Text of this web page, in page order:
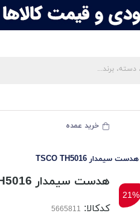
خرید عمده
هدست سیمدار TSCO TH5016
21%
هدست سیمدار TSCO TH5016
کدکالا: